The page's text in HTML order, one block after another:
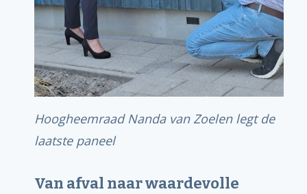
Hoogheemraad Nanda van Zoelen legt de
laatste paneel
Van afval naar waardevolle